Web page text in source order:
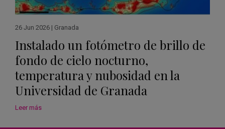
26 Jun 2026 | Granada
Instalado un fotómetro de brillo de
fondo de cielo nocturno,
temperatura y nubosidad en la
Universidad de Granada
Leer más